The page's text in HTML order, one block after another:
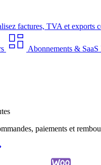
factures, TVA et exports
Abonnements & SaaS
paiements et